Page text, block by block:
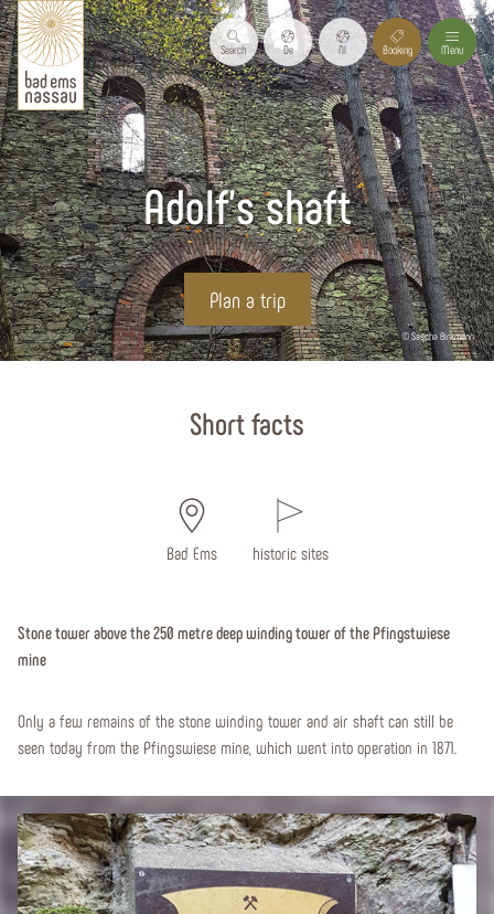
Search De Nl Booking Menu
© Sascha Birkmann
Adolf's shaft
Plan a trip
Short facts
Bad Ems historic sites
Stone tower above the 250 metre deep winding tower of the Pfingstwiese
mine
Only a few remains of the stone winding tower and air shaft can still be
seen today from the Pfingswiese mine, which went into operation in 1871.